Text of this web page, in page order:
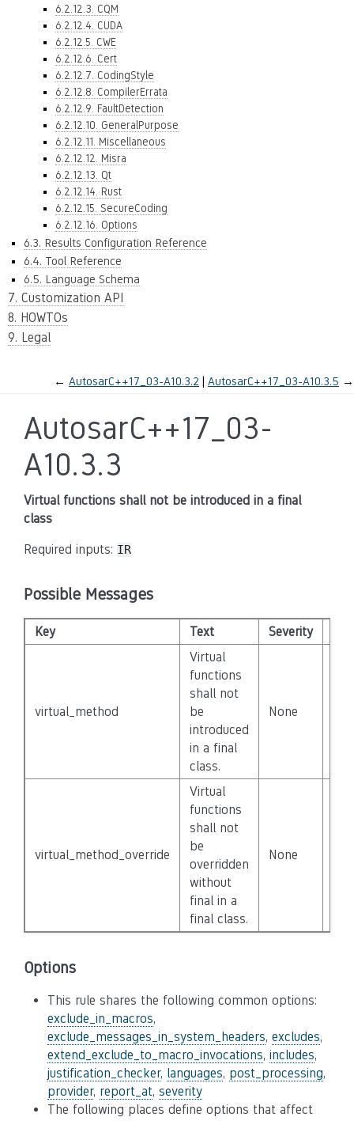
6.2.12.3. CQM
6.2.12.4. CUDA
6.2.12.5. CWE
6.2.12.6. Cert
6.2.12.7. CodingStyle
6.2.12.8. CompilerErrata
6.2.12.9. FaultDetection
6.2.12.10. GeneralPurpose
6.2.12.11. Miscellaneous
6.2.12.12. Misra
6.2.12.13. Qt
6.2.12.14. Rust
6.2.12.15. SecureCoding
6.2.12.16. Options
6.3. Results Configuration Reference
6.4. Tool Reference
6.5. Language Schema
7. Customization API
8. HOWTOs
9. Legal
← AutosarC++17_03-A10.3.2 AutosarC++17_03-A10.3.5 →
AutosarC++17_03-
A10.3.3
Virtual functions shall not be introduced in a final
class
Required inputs: IR
Possible Messages
Key Text Severity
virtual_method
Virtual
functions
shall not
be
introduced
in a final
class.
None
virtual_method_override
Virtual
functions
shall not
be
overridden
without
final in a
final class.
None
Options
This rule shares the following common options:
exclude_in_macros,
exclude_messages_in_system_headers, excludes,
extend_exclude_to_macro_invocations, includes,
justification_checker, languages, post_processing,
provider, report_at, severity
The following places define options that affect